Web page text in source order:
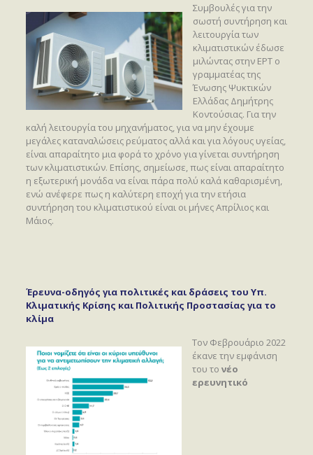
Συμβουλές για την
σωστή συντήρηση και
λειτουργία των
κλιματιστικών έδωσε
μιλώντας στην ΕΡΤ ο
γραμματέας της
Ένωσης Ψυκτικών
Ελλάδας Δημήτρης
Κοντούσιας. Για την
καλή λειτουργία του μηχανήματος, για να μην έχουμε
μεγάλες καταναλώσεις ρεύματος αλλά και για λόγους υγείας,
είναι απαραίτητο μια φορά το χρόνο για γίνεται συντήρηση
των κλιματιστικών. Επίσης, σημείωσε, πως είναι απαραίτητο
η εξωτερική μονάδα να είναι πάρα πολύ καλά καθαρισμένη,
ενώ ανέφερε πως η καλύτερη εποχή για την ετήσια
συντήρηση του κλιματιστικού είναι οι μήνες Απρίλιος και
Μάιος.
Έρευνα-οδηγός για πολιτικές και δράσεις του Υπ.
Κλιματικής Κρίσης και Πολιτικής Προστασίας για το
κλίμα
Τον Φεβρουάριο 2022
έκανε την εμφάνιση
του το νέο
ερευνητικό